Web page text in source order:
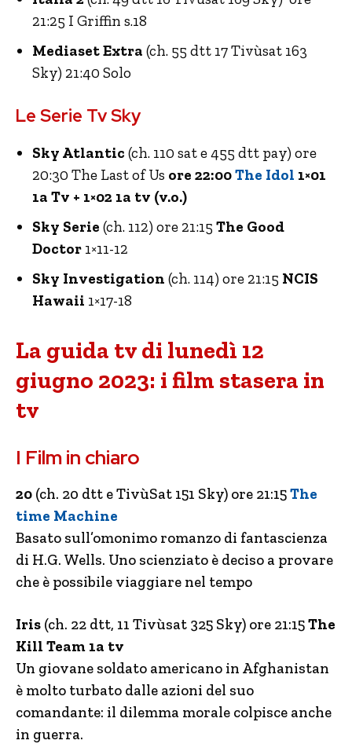
21:25 I Griffin s.18
Mediaset Extra (ch. 55 dtt 17 Tivùsat 163
Sky) 21:40 Solo
Le Serie Tv Sky
Sky Atlantic (ch. 110 sat e 455 dtt pay) ore
20:30 The Last of Us ore 22:00The Idol 1×01
1a Tv + 1×02 1a tv (v.o.)
Sky Serie (ch. 112) ore 21:15 The Good
Doctor 1×11-12
Sky Investigation (ch. 114) ore 21:15 NCIS
Hawaii 1×17-18
La guida tv di lunedì 12
giugno 2023: i film stasera in
tv
I Film in chiaro
20 (ch. 20 dtt e TivùSat 151 Sky) ore 21:15The
time Machine
Basato sull’omonimo romanzo di fantascienza
di H.G. Wells. Uno scienziato è deciso a provare
che è possibile viaggiare nel tempo
Iris (ch. 22 dtt, 11 Tivùsat 325 Sky) ore 21:15The
Kill Team 1a tv
Un giovane soldato americano in Afghanistan
è molto turbato dalle azioni del suo
comandante: il dilemma morale colpisce anche
in guerra.